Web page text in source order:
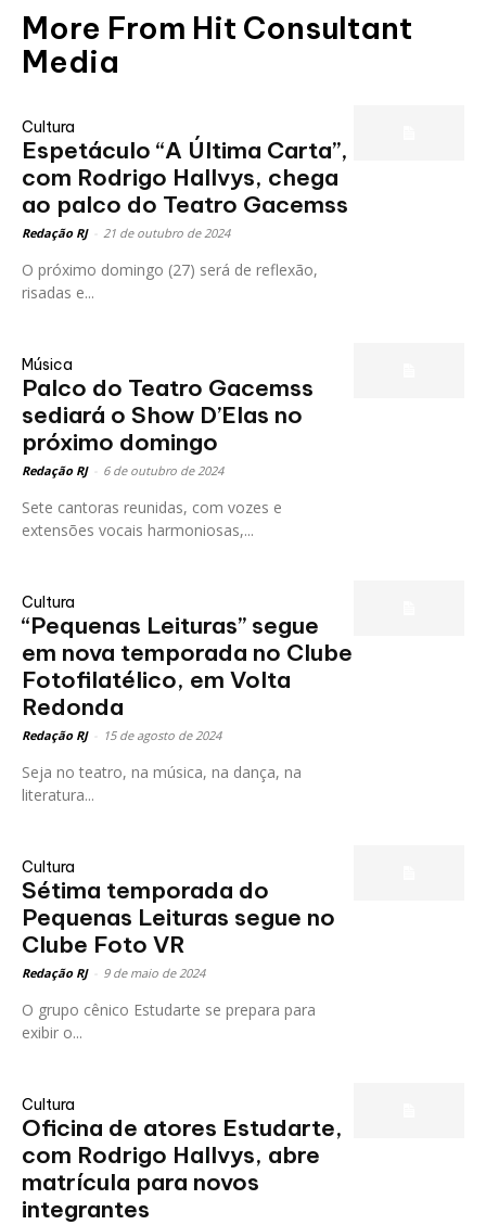
More From Hit Consultant
Media
Cultura
Espetáculo “A Última Carta”,
com Rodrigo Hallvys, chega
ao palco do Teatro Gacemss
Redação RJ 21 de outubro de 2024
O próximo domingo (27) será de reflexão,
risadas e...
Música
Palco do Teatro Gacemss
sediará o Show D’Elas no
próximo domingo
Redação RJ 6 de outubro de 2024
Sete cantoras reunidas, com vozes e
extensões vocais harmoniosas,...
Cultura
“Pequenas Leituras” segue
em nova temporada no Clube
Fotofilatélico, em Volta
Redonda
Redação RJ 15 de agosto de 2024
Seja no teatro, na música, na dança, na
literatura...
Cultura
Sétima temporada do
Pequenas Leituras segue no
Clube Foto VR
Redação RJ 9 de maio de 2024
O grupo cênico Estudarte se prepara para
exibir o...
Cultura
Oficina de atores Estudarte,
com Rodrigo Hallvys, abre
matrícula para novos
integrantes